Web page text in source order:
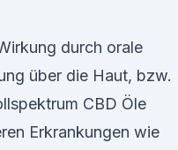
durch orale
über die Haut, bzw.
CBD Öle
Erkrankungen wie